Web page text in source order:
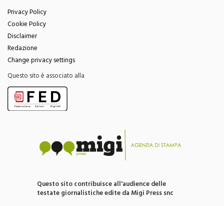
Privacy Policy
Cookie Policy
Disclaimer
Redazione
Change privacy settings
Questo sito è associato alla
Questo sito contribuisce all'audience delle